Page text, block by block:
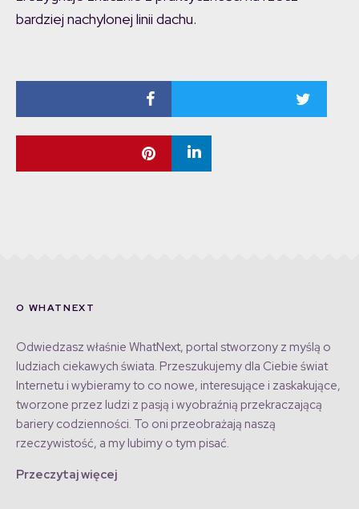
bardziej nachylonej linii dachu.
O WHATNEXT
Odwiedzasz właśnie WhatNext, portal stworzony z myślą o
ludziach ciekawych świata. Przeszukujemy dla Ciebie świat
Internetu i wybieramy to co nowe, interesujące i zaskakujące,
tworzone przez ludzi z pasją i wyobraźnią przekraczającą
bariery codzienności. To oni przeobrażają naszą
rzeczywistość, a my lubimy o tym pisać.
Przeczytaj więcej